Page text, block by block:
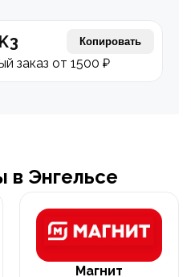
Копировать
заказ от 1500 ₽
в Энгельсе
Магнит